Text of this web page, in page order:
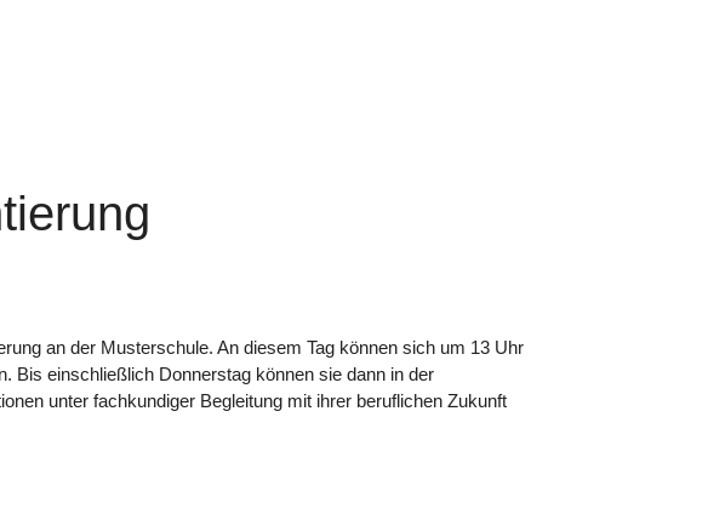
an der Musterschule. An diesem Tag können sich um 13 Uhr
Bis einschließlich Donnerstag können sie dann in der
unter fachkundiger Begleitung mit ihrer beruflichen Zukunft